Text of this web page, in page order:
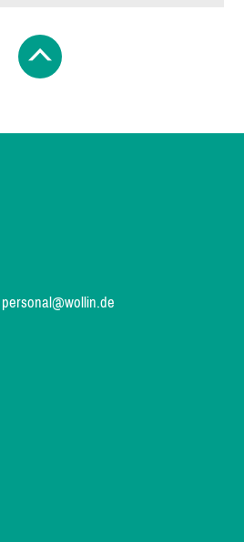
personal@wollin.de